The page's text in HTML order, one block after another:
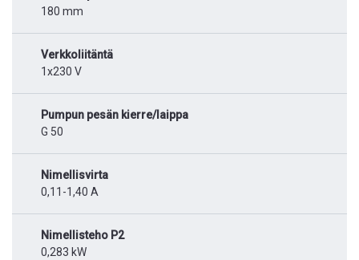
180 mm
Verkkoliitäntä
1x230 V
Pumpun pesän kierre/laippa
G 50
Nimellisvirta
0,11-1,40 A
Nimellisteho P2
0,283 kW